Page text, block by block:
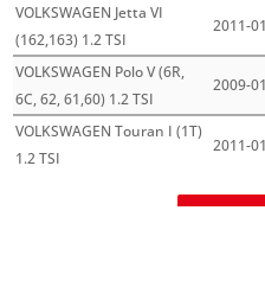
VOLKSWAGEN Jetta VI
(162,163) 1.2 TSI
2011-01
VOLKSWAGEN Polo V (6R,
6C, 62, 61,60) 1.2 TSI
2009-01
VOLKSWAGEN Touran I (1T)
1.2 TSI
2011-01
Mehr